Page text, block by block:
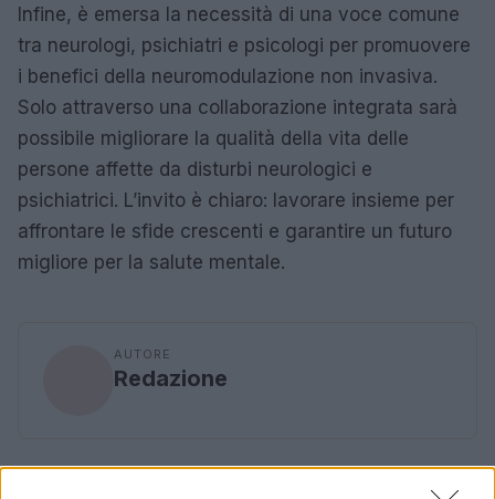
Infine, è emersa la necessità di una voce comune
tra neurologi, psichiatri e psicologi per promuovere
i benefici della neuromodulazione non invasiva.
Solo attraverso una collaborazione integrata sarà
possibile migliorare la qualità della vita delle
persone affette da disturbi neurologici e
psichiatrici. L’invito è chiaro: lavorare insieme per
affrontare le sfide crescenti e garantire un futuro
migliore per la salute mentale.
AUTORE
Redazione